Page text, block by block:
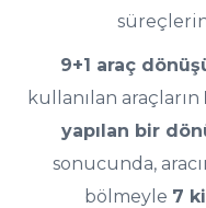
9+1 araç
kullanılan araçların
yapılan bir
sonucunda,
bölmeyle 7